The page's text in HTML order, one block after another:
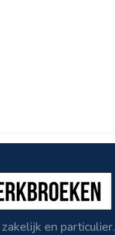
en particulier.